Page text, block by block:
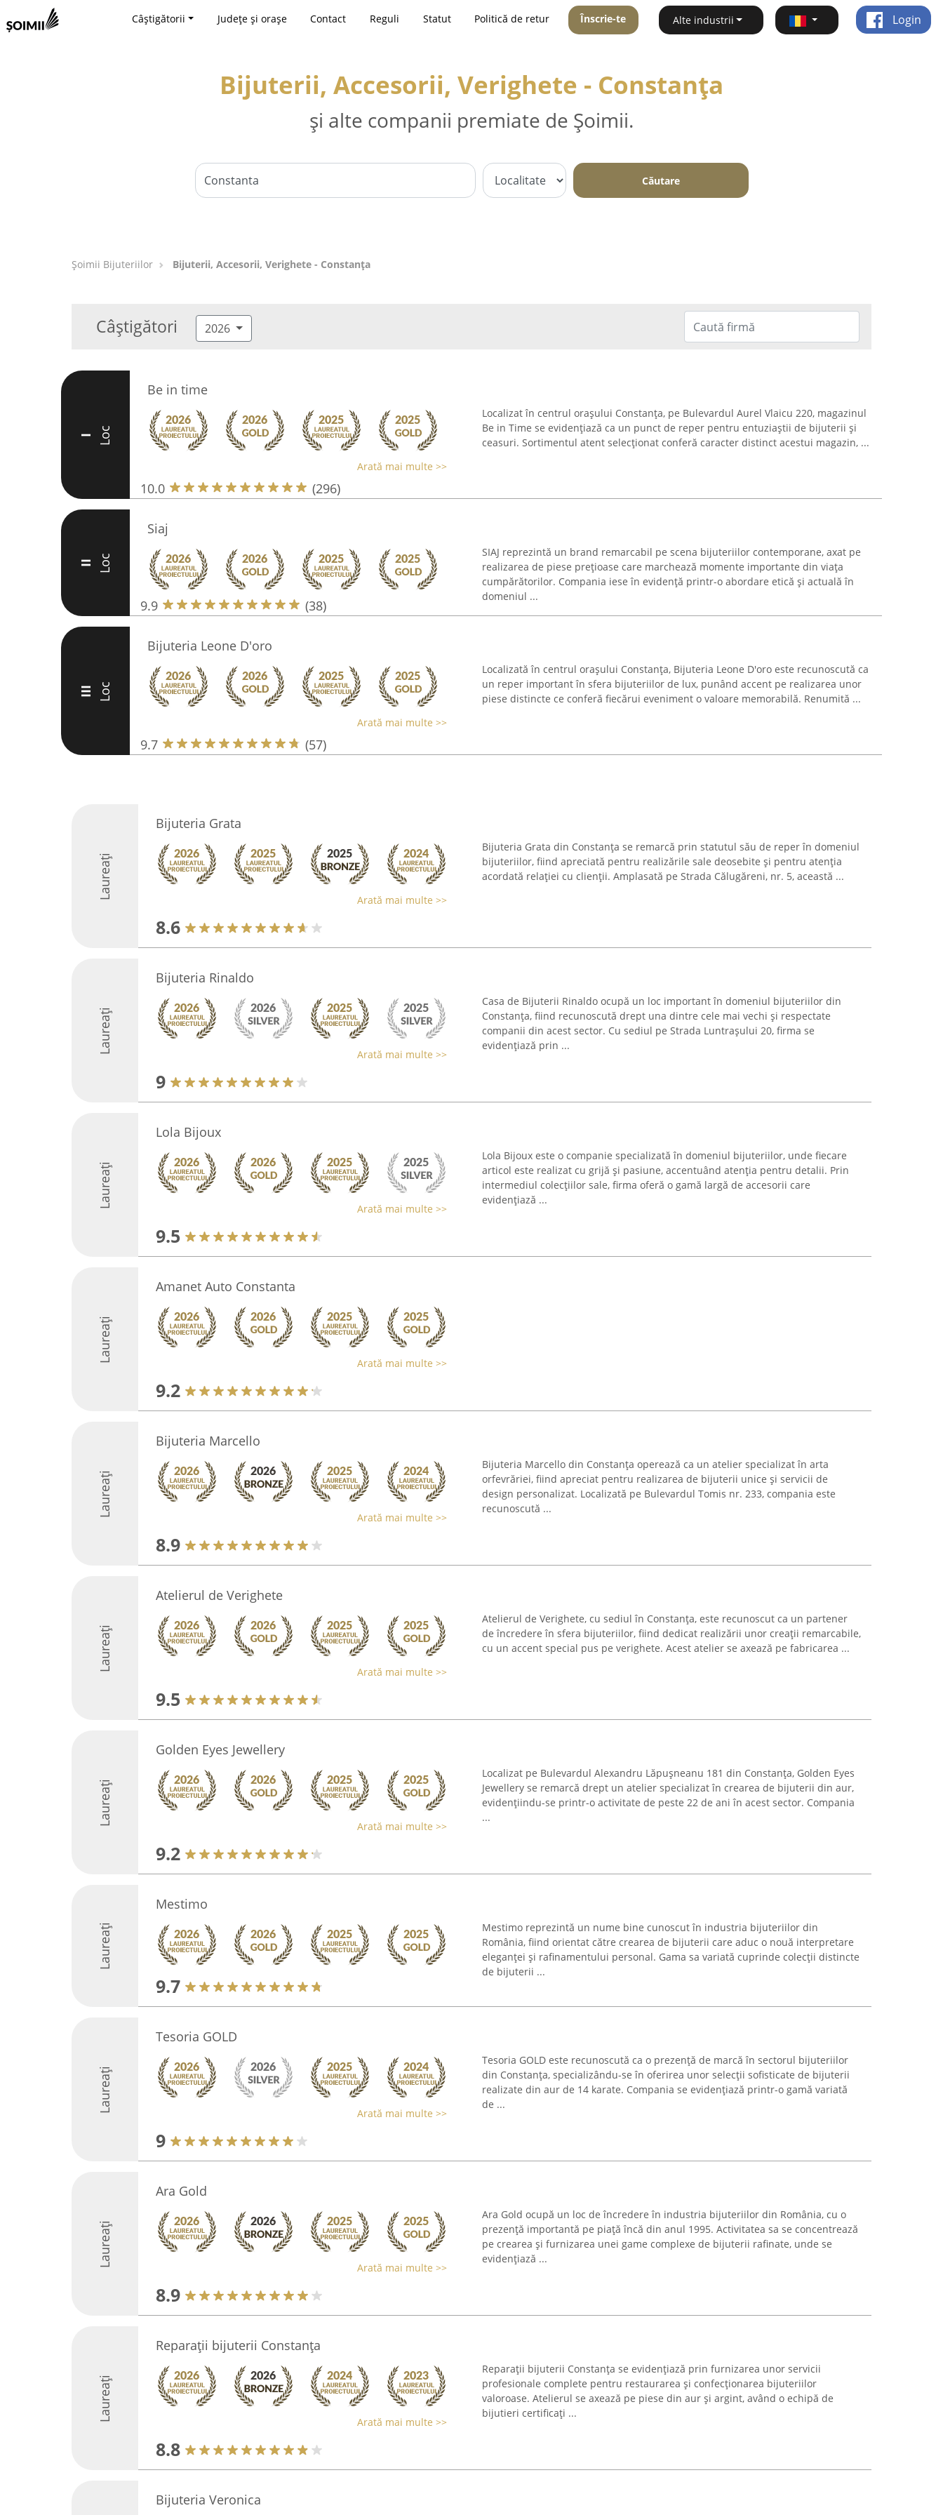
Câștigătorii Județe și orașe Contact Reguli Statut Politică de retur Înscrie-te Alte industrii Login
Bijuterii, Accesorii, Verighete - Constanţa
și alte companii premiate de Șoimii.
Căutare
Şoimii Bijuteriilor Bijuterii, Accesorii, Verighete - Constanţa
Câștigători 2026
I Loc
Be in time
Arată mai multe >>
10.0 (296)
Localizat în centrul orașului Constanța, pe Bulevardul Aurel Vlaicu 220, magazinul
Be in Time se evidențiază ca un punct de reper pentru entuziaștii de bijuterii și
ceasuri. Sortimentul atent selecționat conferă caracter distinct acestui magazin, ...
II Loc
Siaj
9.9 (38)
SIAJ reprezintă un brand remarcabil pe scena bijuteriilor contemporane, axat pe
realizarea de piese prețioase care marchează momente importante din viața
cumpărătorilor. Compania iese în evidență printr-o abordare etică și actuală în
domeniul ...
III Loc
Bijuteria Leone D'oro
Arată mai multe >>
9.7 (57)
Localizată în centrul orașului Constanța, Bijuteria Leone D'oro este recunoscută ca
un reper important în sfera bijuteriilor de lux, punând accent pe realizarea unor
piese distincte ce conferă fiecărui eveniment o valoare memorabilă. Renumită ...
Laureați
Bijuteria Grata
Arată mai multe >>
8.6
Bijuteria Grata din Constanța se remarcă prin statutul său de reper în domeniul
bijuteriilor, fiind apreciată pentru realizările sale deosebite și pentru atenția
acordată relației cu clienții. Amplasată pe Strada Călugăreni, nr. 5, această ...
Laureați
Bijuteria Rinaldo
Arată mai multe >>
9
Casa de Bijuterii Rinaldo ocupă un loc important în domeniul bijuteriilor din
Constanța, fiind recunoscută drept una dintre cele mai vechi și respectate
companii din acest sector. Cu sediul pe Strada Luntrașului 20, firma se
evidențiază prin ...
Laureați
Lola Bijoux
Arată mai multe >>
9.5
Lola Bijoux este o companie specializată în domeniul bijuteriilor, unde fiecare
articol este realizat cu grijă și pasiune, accentuând atenția pentru detalii. Prin
intermediul colecțiilor sale, firma oferă o gamă largă de accesorii care
evidențiază ...
Laureați
Amanet Auto Constanta
Arată mai multe >>
9.2
Laureați
Bijuteria Marcello
Arată mai multe >>
8.9
Bijuteria Marcello din Constanța operează ca un atelier specializat în arta
orfevrăriei, fiind apreciat pentru realizarea de bijuterii unice și servicii de
design personalizat. Localizată pe Bulevardul Tomis nr. 233, compania este
recunoscută ...
Laureați
Atelierul de Verighete
Arată mai multe >>
9.5
Atelierul de Verighete, cu sediul în Constanța, este recunoscut ca un partener
de încredere în sfera bijuteriilor, fiind dedicat realizării unor creații remarcabile,
cu un accent special pus pe verighete. Acest atelier se axează pe fabricarea ...
Laureați
Golden Eyes Jewellery
Arată mai multe >>
9.2
Localizat pe Bulevardul Alexandru Lăpușneanu 181 din Constanța, Golden Eyes
Jewellery se remarcă drept un atelier specializat în crearea de bijuterii din aur,
evidențiindu-se printr-o activitate de peste 22 de ani în acest sector. Compania
...
Laureați
Mestimo
9.7
Mestimo reprezintă un nume bine cunoscut în industria bijuteriilor din
România, fiind orientat către crearea de bijuterii care aduc o nouă interpretare
eleganței și rafinamentului personal. Gama sa variată cuprinde colecții distincte
de bijuterii ...
Laureați
Tesoria GOLD
Arată mai multe >>
9
Tesoria GOLD este recunoscută ca o prezență de marcă în sectorul bijuteriilor
din Constanța, specializându-se în oferirea unor selecții sofisticate de bijuterii
realizate din aur de 14 karate. Compania se evidențiază printr-o gamă variată
de ...
Laureați
Ara Gold
Arată mai multe >>
8.9
Ara Gold ocupă un loc de încredere în industria bijuteriilor din România, cu o
prezență importantă pe piață încă din anul 1995. Activitatea sa se concentrează
pe crearea și furnizarea unei game complexe de bijuterii rafinate, unde se
evidențiază ...
Laureați
Reparații bijuterii Constanța
Arată mai multe >>
8.8
Reparații bijuterii Constanța se evidențiază prin furnizarea unor servicii
profesionale complete pentru restaurarea și confecționarea bijuteriilor
valoroase. Atelierul se axează pe piese din aur și argint, având o echipă de
bijutieri certificați ...
Bijuteria Veronica